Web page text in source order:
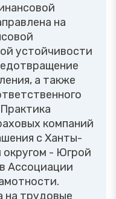
на
устойчивости
а также
компаний
с Ханты-
- Югрой
Ассоциации
на трудовые